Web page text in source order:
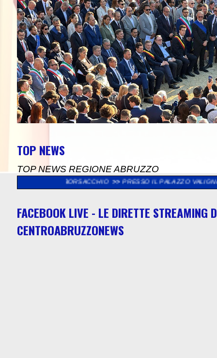
TOP NEWS
TOP NEWS REGIONE ABRUZZO
>> PRESSO IL PALAZZO VALIGNANI DI
FACEBOOK LIVE - LE DIRETTE STREAMING
CENTROABRUZZONEWS